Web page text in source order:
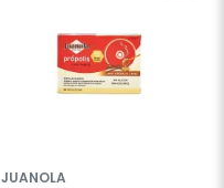
JUANOLA